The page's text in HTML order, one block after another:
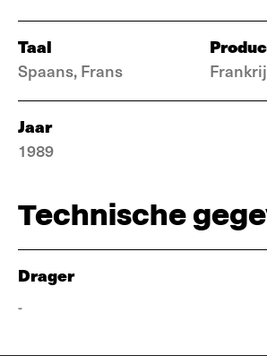
Taal
Spaans, Frans
Jaar
1989
Technische
Drager
-